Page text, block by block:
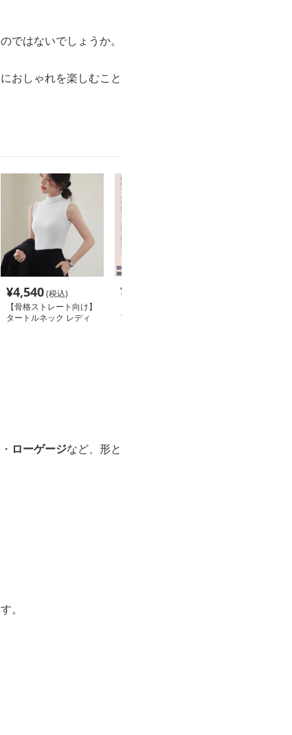
ではないでしょうか。
おしゃれを楽しむこと
¥4,540(税込)
【骨格ストレート向け】
タートルネック レディ
¥
アー】デコルテシアー
・ ローゲージなど、形と
。